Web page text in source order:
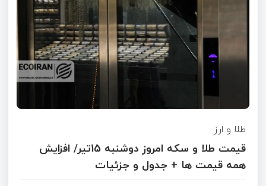
طلا و ارز
قیمت طلا و سکه امروز دوشنبه 15تیر/ افزایش
همه قیمت ها + جدول و جزئیات